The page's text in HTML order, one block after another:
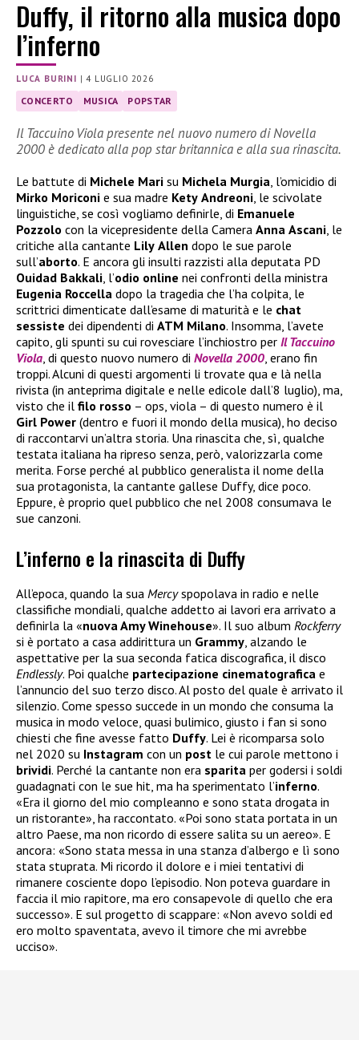
Duffy, il ritorno alla musica dopo
l’inferno
LUCA BURINI |4 LUGLIO 2026
CONCERTO MUSICA POPSTAR
Il Taccuino Viola presente nel nuovo numero di Novella
2000 è dedicato alla pop star britannica e alla sua rinascita.
Le battute di Michele Mari su Michela Murgia , l’omicidio di
Mirko Moriconi e sua madre Kety Andreoni , le scivolate
linguistiche, se così vogliamo definirle, di Emanuele
Pozzolo con la vicepresidente della Camera Anna Ascani , le
critiche alla cantante Lily Allen dopo le sue parole
sull’aborto. E ancora gli insulti razzisti alla deputata PD
Ouidad Bakkali , l’odio online nei confronti della ministra
Eugenia Roccella dopo la tragedia che l’ha colpita, le
scrittrici dimenticate dall’esame di maturità e le chat
sessiste dei dipendenti di ATM Milano. Insomma, l’avete
capito, gli spunti su cui rovesciare l’inchiostro per Il Taccuino
Viola , di questo nuovo numero di Novella 2000 , erano fin
troppi. Alcuni di questi argomenti li trovate qua e là nella
rivista (in anteprima digitale e nelle edicole dall’8 luglio), ma,
visto che il filo rosso – ops, viola – di questo numero è il
Girl Power (dentro e fuori il mondo della musica), ho deciso
di raccontarvi un’altra storia. Una rinascita che, sì, qualche
testata italiana ha ripreso senza, però, valorizzarla come
merita. Forse perché al pubblico generalista il nome della
sua protagonista, la cantante gallese Duffy, dice poco.
Eppure, è proprio quel pubblico che nel 2008 consumava le
sue canzoni.
L’inferno e la rinascita di Duffy
All’epoca, quando la sua Mercyspopolava in radio e nelle
classifiche mondiali, qualche addetto ai lavori era arrivato a
definirla la «nuova Amy Winehouse». Il suo album Rockferry
si è portato a casa addirittura un Grammy, alzando le
aspettative per la sua seconda fatica discografica, il disco
Endlessly. Poi qualche partecipazione cinematografica e
l’annuncio del suo terzo disco. Al posto del quale è arrivato il
silenzio. Come spesso succede in un mondo che consuma la
musica in modo veloce, quasi bulimico, giusto i fan si sono
chiesti che fine avesse fatto Duffy. Lei è ricomparsa solo
nel 2020 su Instagram con un post le cui parole mettono i
brividi. Perché la cantante non era sparita per godersi i soldi
guadagnati con le sue hit, ma ha sperimentato l’inferno.
«Era il giorno del mio compleanno e sono stata drogata in
un ristorante», ha raccontato. «Poi sono stata portata in un
altro Paese, ma non ricordo di essere salita su un aereo». E
ancora: «Sono stata messa in una stanza d’albergo e lì sono
stata stuprata. Mi ricordo il dolore e i miei tentativi di
rimanere cosciente dopo l’episodio. Non poteva guardare in
faccia il mio rapitore, ma ero consapevole di quello che era
successo». E sul progetto di scappare: «Non avevo soldi ed
ero molto spaventata, avevo il timore che mi avrebbe
ucciso».